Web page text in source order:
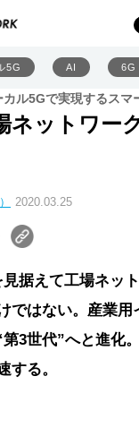
5G AI 6G
ル5Gで実現するスマ
ネットワー
2020.03.25
据えて工場ネッ
ではない。産業用
3世代”へと進化
する。